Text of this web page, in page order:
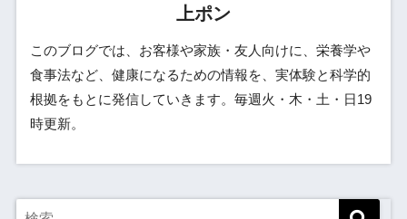
上ポン
このブログでは、お客様や家族・友人向けに、栄養学や
食事法など、健康になるための情報を、実体験と科学的
根拠をもとに発信していきます。毎週火・木・土・日19
時更新。